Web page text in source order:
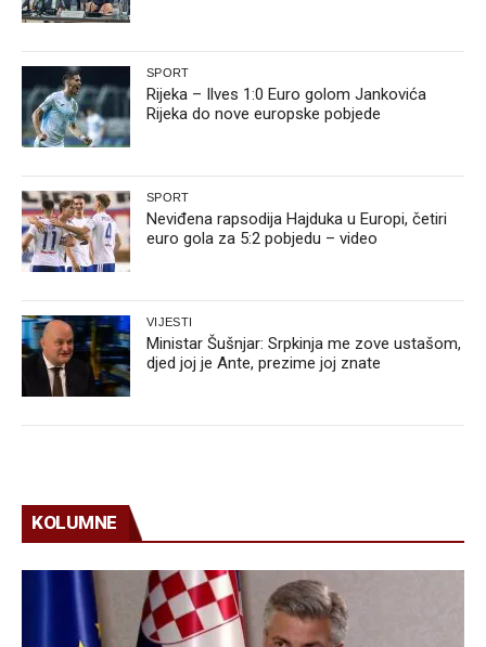
SPORT
Rijeka – Ilves 1:0 Euro golom Jankovića
Rijeka do nove europske pobjede
SPORT
Neviđena rapsodija Hajduka u Europi, četiri
euro gola za 5:2 pobjedu – video
VIJESTI
Ministar Šušnjar: Srpkinja me zove ustašom,
djed joj je Ante, prezime joj znate
KOLUMNE